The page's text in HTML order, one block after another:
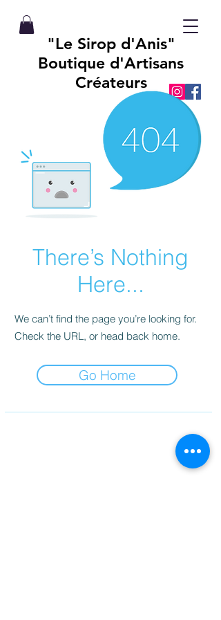
"Le Sirop d'Anis"
Boutique d'Artisans
Créateurs
There’s Nothing
Here...
We can’t find the page you’re looking for.
Check the URL, or head back home.
Go Home